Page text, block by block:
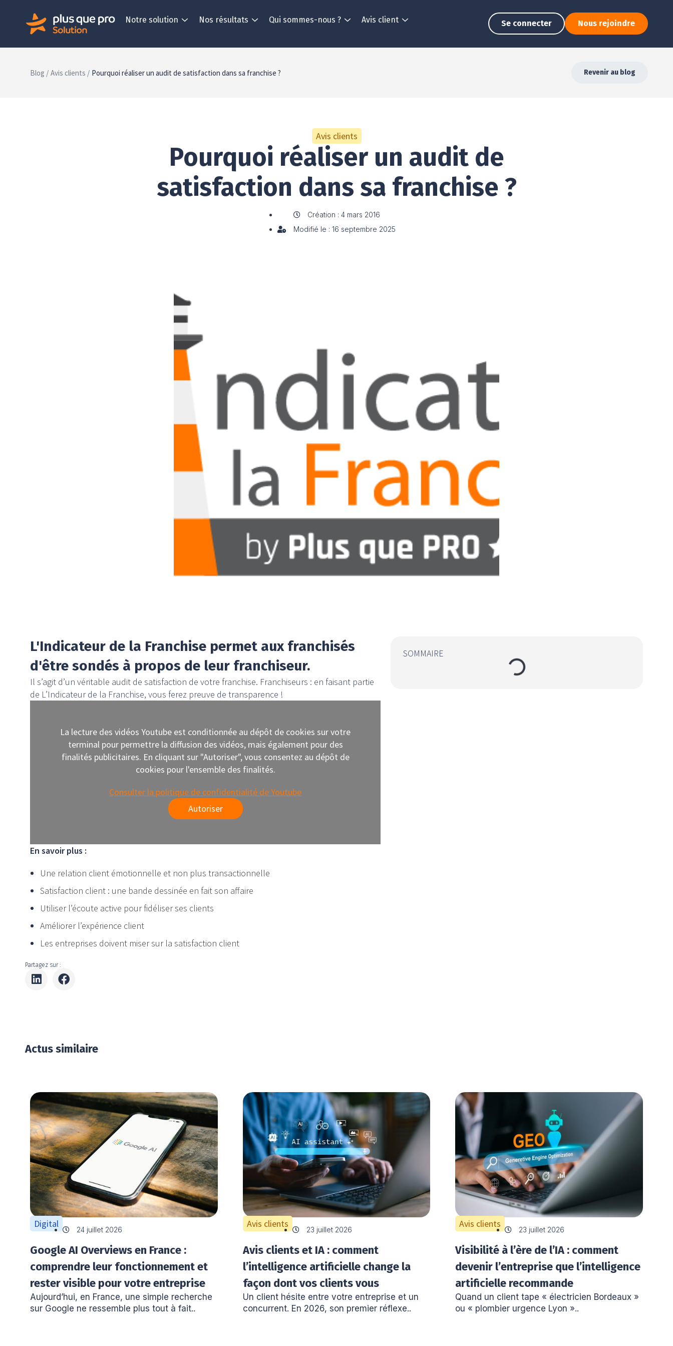
Notre solution Nos résultats Qui sommes-nous ? Avis client Se connecter Nous rejoindre
Blog / Avis clients / Pourquoi réaliser un audit de satisfaction dans sa franchise ? Revenir au blog
Avis clients
Pourquoi réaliser un audit de
satisfaction dans sa franchise ?
Création : 4 mars 2016
Modifié le : 16 septembre 2025
L'Indicateur de la Franchise permet aux franchisés
d'être sondés à propos de leur franchiseur.
Il s’agit d’un véritable audit de satisfaction de votre franchise. Franchiseurs : en faisant partie
de L’Indicateur de la Franchise, vous ferez preuve de transparence !
La lecture des vidéos Youtube est conditionnée au dépôt de cookies sur votre
terminal pour permettre la diffusion des vidéos, mais également pour des
finalités publicitaires. En cliquant sur "Autoriser", vous consentez au dépôt de
cookies pour l'ensemble des finalités.
Consulter la politique de confidentialité de Youtube
Autoriser
En savoir plus :
Une relation client émotionnelle et non plus transactionnelle
Satisfaction client : une bande dessinée en fait son affaire
Utiliser l’écoute active pour fidéliser ses clients
Améliorer l’expérience client
Les entreprises doivent miser sur la satisfaction client
Partagez sur :
SOMMAIRE
Actus similaire
Digital
24 juillet 2026
Google AI Overviews en France :
comprendre leur fonctionnement et
rester visible pour votre entreprise
Aujourd’hui, en France, une simple recherche
sur Google ne ressemble plus tout à fait..
Avis clients
23 juillet 2026
Avis clients et IA : comment
l’intelligence artificielle change la
façon dont vos clients vous
choisissent
Un client hésite entre votre entreprise et un
concurrent. En 2026, son premier réflexe..
Avis clients
23 juillet 2026
Visibilité à l’ère de l’IA : comment
devenir l’entreprise que l’intelligence
artificielle recommande
Quand un client tape « électricien Bordeaux »
ou « plombier urgence Lyon »..